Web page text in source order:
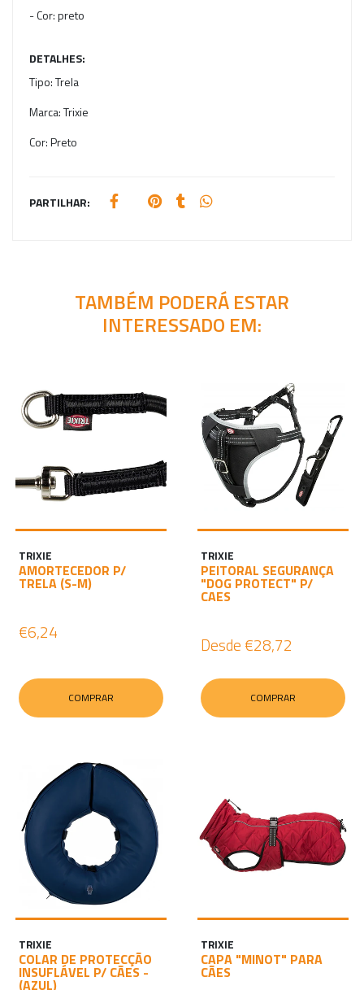
- Cor: preto
DETALHES:
Tipo:Trela
Marca:Trixie
Cor:Preto
PARTILHAR:
TAMBÉM PODERÁ ESTAR
INTERESSADO EM:
TRIXIE
AMORTECEDOR P/
TRELA (S-M)
€6,24
COMPRAR
TRIXIE
PEITORAL SEGURANÇA
"DOG PROTECT" P/
CAES
Desde €28,72
COMPRAR
TRIXIE
COLAR DE PROTECÇÃO
INSUFLÁVEL P/ CÃES -
(AZUL)
TRIXIE
CAPA "MINOT" PARA
CÃES